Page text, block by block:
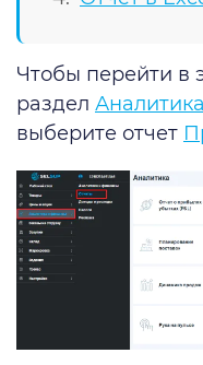
Чтобы перейти в
раздел
выберите отчет